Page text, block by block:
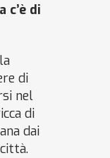
c’è di
di
nel
di
dai